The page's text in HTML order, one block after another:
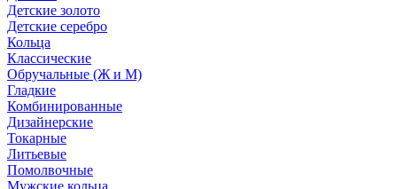
Детские золото
Детские серебро
Кольца
Классические
Обручальные (Ж и М)
Гладкие
Комбинированные
Дизайнерские
Токарные
Литьевые
Помолвочные
Мужские кольца